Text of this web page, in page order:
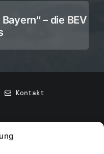
– die BEV
Kontakt
Eissportverband